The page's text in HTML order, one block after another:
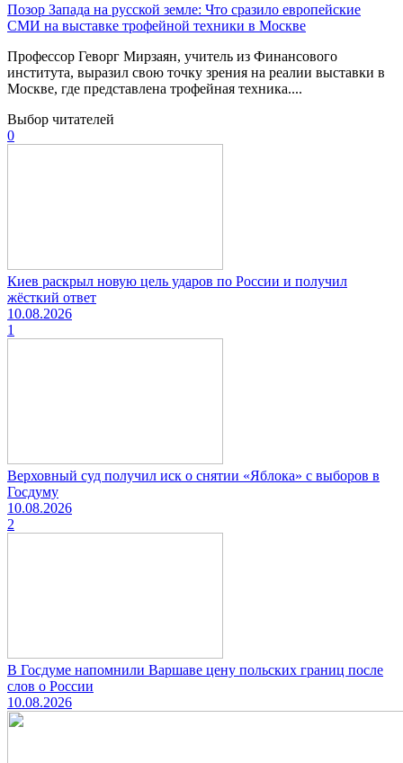
Позор Запада на русской земле: Что сразило европейские
СМИ на выставке трофейной техники в Москве
Профессор Геворг Мирзаян, учитель из Финансового
института, выразил свою точку зрения на реалии выставки в
Москве, где представлена трофейная техника....
Выбор читателей
0
Киев раскрыл новую цель ударов по России и получил
жёсткий ответ
10.08.2026
1
Верховный суд получил иск о снятии «Яблока» с выборов в
Госдуму
10.08.2026
2
В Госдуме напомнили Варшаве цену польских границ после
слов о России
10.08.2026